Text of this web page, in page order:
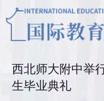
西北师大附中举
生毕业典礼